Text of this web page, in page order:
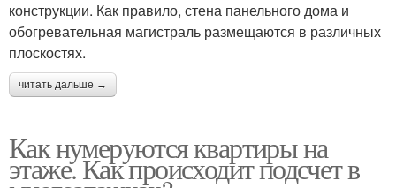
конструкции. Как правило, стена панельного дома и
обогревательная магистраль размещаются в различных
плоскостях.
читать дальше →
Как нумеруются квартиры на
этаже. Как происходит подсчет в